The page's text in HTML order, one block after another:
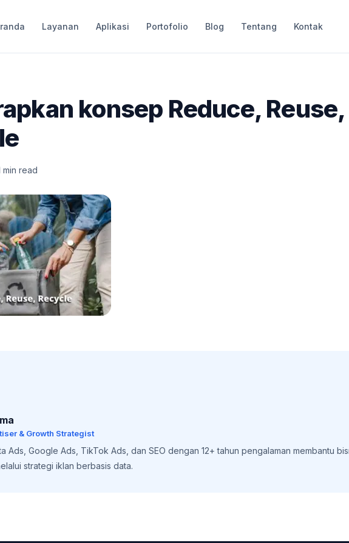
Layanan Aplikasi Portofolio Blog Tentang Kontak
konsep Reduce, Reuse,
min read
& Growth Strategist
Ads, Google Ads, TikTok Ads, dan SEO dengan 12+ tahun pengalaman membantu
strategi iklan berbasis data.